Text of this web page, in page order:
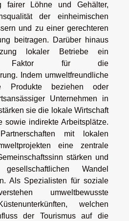
fairer Löhne und Gehälter,
der einheimischen
und zu einer gerechteren
beitragen. Darüber hinaus
lokaler Betriebe ein
Faktor für die
Indem umweltfreundliche
Produkte beziehen oder
Unternehmen in
sie die lokale Wirtschaft
sowie indirekte Arbeitsplätze.
mit lokalen
eine zentrale
stärken und
Wandel
Als Spezialisten für soziale
umweltbewusste
welchen
der Tourismus auf die